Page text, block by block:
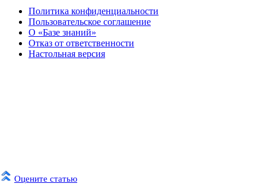
Оцените статью
Политика конфиденциальности
Пользовательское соглашение
О «Базе знаний»
Отказ от ответственности
Настольная версия